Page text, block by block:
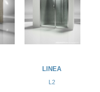
LINEA
L2